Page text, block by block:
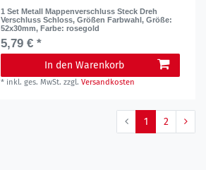
1 Set Metall Mappenverschluss Steck Dreh
Verschluss Schloss, Größen Farbwahl, Größe:
52x30mm, Farbe: rosegold
5,79 € *
In den Warenkorb
* inkl. ges. MwSt. zzgl.Versandkosten
1 2